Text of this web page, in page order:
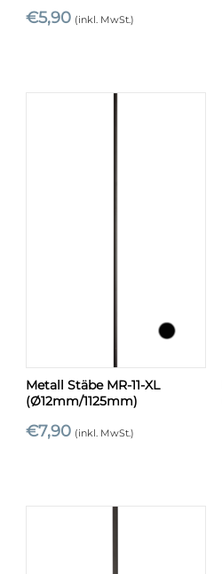
€5,90 (inkl. MwSt.)
Metall Stäbe MR-11-XL
(Ø12mm/1125mm)
€7,90 (inkl. MwSt.)